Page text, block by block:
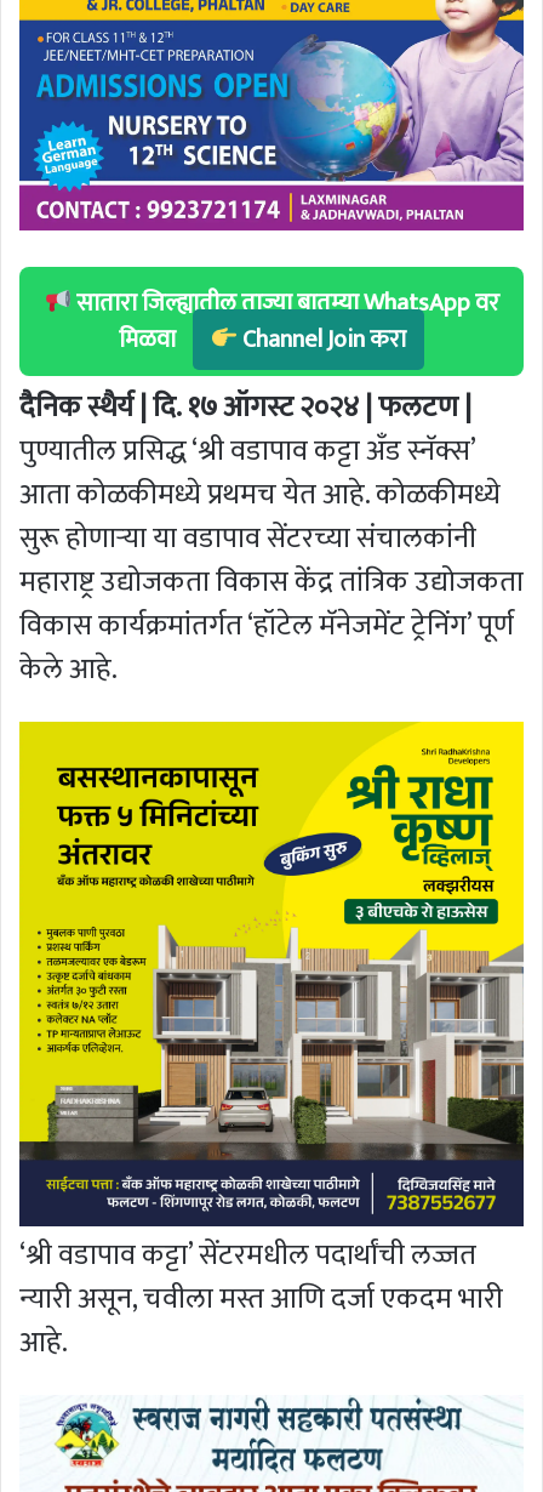
सातारा जिल्ह्यातील ताज्या बातम्या WhatsApp वर
मिळवा
Channel Join करा
दैनिक स्थैर्य | दि. १७ ऑगस्ट २०२४ | फलटण |
पुण्यातील प्रसिद्ध ‘श्री वडापाव कट्टा अँड स्नॅक्स’
आता कोळकीमध्ये प्रथमच येत आहे. कोळकीमध्ये
सुरू होणार्‍या या वडापाव सेंटरच्या संचालकांनी
महाराष्ट्र उद्योजकता विकास केंद्र तांत्रिक उद्योजकता
विकास कार्यक्रमांतर्गत ‘हॉटेल मॅनेजमेंट ट्रेनिंग’ पूर्ण
केले आहे.
‘श्री वडापाव कट्टा’ सेंटरमधील पदार्थांची लज्जत
न्यारी असून, चवीला मस्त आणि दर्जा एकदम भारी
आहे.